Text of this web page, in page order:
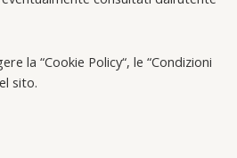
la “Cookie Policy“, le “Condizioni
sito.